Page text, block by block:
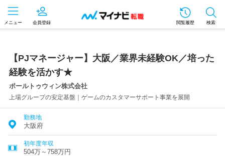
メニュー 会員登録 閲覧履歴 検索
【PJマネージャー】大阪／業界未経験OK／培った
経験を活かす★
ポールトゥウィン株式会社
上場グループの安定基盤｜ゲームのカスタマーサポート事業を展開
勤務地
大阪府
初年度年収
504万～758万円